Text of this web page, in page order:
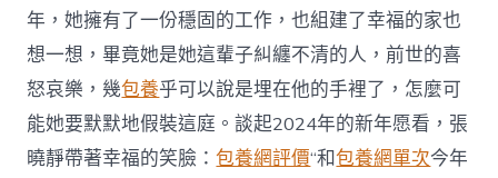
年，她擁有了一份穩固的工作，也組建了幸福的家也
想一想，畢竟她是她這輩子糾纏不清的人，前世的喜
怒哀樂，幾包養乎可以說是埋在他的手裡了，怎麼可
能她要默默地假裝這庭。談起2024年的新年愿看，張
曉靜帶著幸福的笑臉：包養網評價“和包養網單次今年